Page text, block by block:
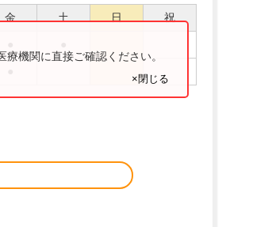
金 土 日 祝
機関に直接ご確認ください。
×閉じる